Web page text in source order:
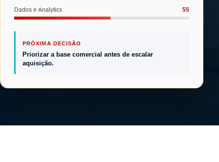
Dados e Analytics 55
PRÓXIMA DECISÃO
Priorizar a base comercial antes de escalar
aquisição.